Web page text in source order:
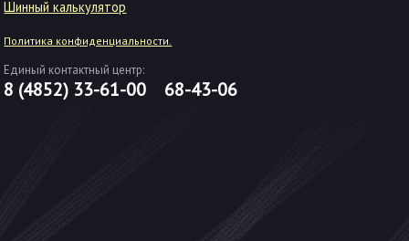
Шинный калькулятор
Политика конфиденциальности.
Единый контактный центр:
8 (4852) 33-61-00 68-43-06